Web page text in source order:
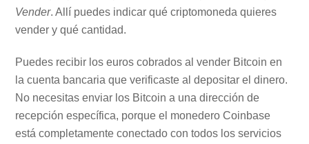
Vender. Allí puedes indicar qué criptomoneda quieres
vender y qué cantidad.
Puedes recibir los euros cobrados al vender Bitcoin en
la cuenta bancaria que verificaste al depositar el dinero.
No necesitas enviar los Bitcoin a una dirección de
recepción específica, porque el monedero Coinbase
está completamente conectado con todos los servicios